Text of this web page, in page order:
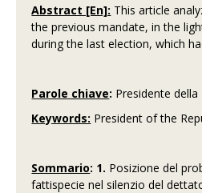
Abstract [En]: This article
the previous mandate, in the
during the last election, which
Parole chiave: Presidente della
Keywords: President of the
Sommario: 1. Posizione del
fattispecie nel silenzio del